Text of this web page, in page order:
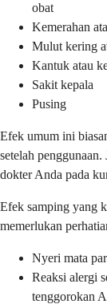
obat
Kemerahan
Mulut kering
Kantuk atau
Sakit kepala
Pusing
Efek umum ini
setelah
dokter Anda pada
Efek samping yang
memerlukan
Nyeri mata
Reaksi alergi
tenggorokan